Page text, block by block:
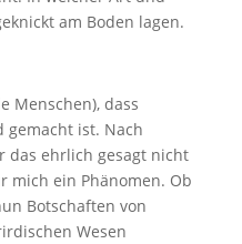
am Boden lagen.
Menschen), dass
gemacht ist. Nach
das ehrlich gesagt nicht
mich ein Phänomen. Ob
Botschaften von
Wesen